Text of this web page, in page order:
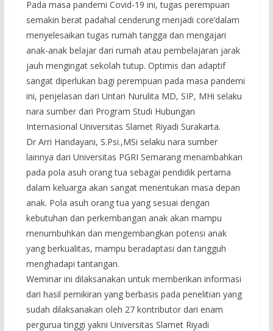
Pada masa pandemi Covid-19 ini, tugas perempuan
semakin berat padahal cenderung menjadi core’dalam
menyelesaikan tugas rumah tangga dan mengajari
anak-anak belajar dari rumah atau pembelajaran jarak
jauh mengingat sekolah tutup. Optimis dan adaptif
sangat diperlukan bagi perempuan pada masa pandemi
ini, penjelasan dari Untari Nurulita MD, SIP, MHi selaku
nara sumber dari Program Studi Hubungan
Internasional Universitas Slamet Riyadi Surakarta.
Dr Arri Handayani, S.Psi.,MSi selaku nara sumber
lainnya dari Universitas PGRI Semarang menambahkan
pada pola asuh orang tua sebagai pendidik pertama
dalam keluarga akan sangat menentukan masa depan
anak. Pola asuh orang tua yang sesuai dengan
kebutuhan dan perkembangan anak akan mampu
menumbuhkan dan mengembangkan potensi anak
yang berkualitas, mampu beradaptasi dan tangguh
menghadapi tantangan.
Weminar ini dilaksanakan untuk memberikan informasi
dari hasil pemikiran yang berbasis pada penelitian yang
sudah dilaksanakan oleh 27 kontributor dari enam
pergurua tinggi yakni Universitas Slamet Riyadi